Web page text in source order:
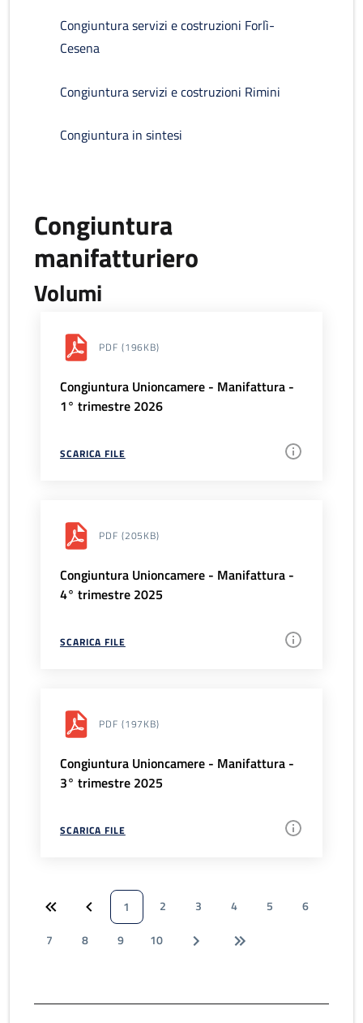
Congiuntura servizi e costruzioni Forlì-
Cesena
Congiuntura servizi e costruzioni Rimini
Congiuntura in sintesi
Congiuntura
manifatturiero
Volumi
PDF (196KB)
Congiuntura Unioncamere - Manifattura -
1° trimestre 2026
SCARICA FILE
PDF (205KB)
Congiuntura Unioncamere - Manifattura -
4° trimestre 2025
SCARICA FILE
PDF (197KB)
Congiuntura Unioncamere - Manifattura -
3° trimestre 2025
SCARICA FILE
1 2 3 4 5
6
7
8 9 10